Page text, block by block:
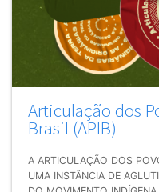
Articulação dos
Brasil (APIB)
A ARTICULAÇÃO DOS
UMA INSTÂNCIA DE